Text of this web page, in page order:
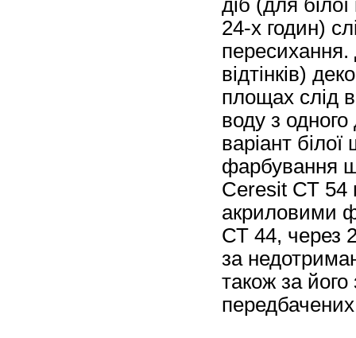
24-х годин)
пересихання.
відтінків)
площах слід
воду з
варіант
фарбування
Ceresit СТ 54
акриловими
СТ 44, через
за
також за